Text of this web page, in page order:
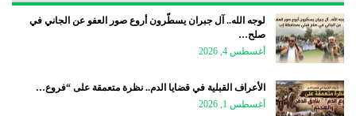
لوجه الله.. آل جبران يسطّرون أروع صور العفو عن الجاني في
صلح…
أغسطس 4, 2026
الأعراف القبلية في قضايا الدم.. نظرة متعمقة على “فروع…
أغسطس 1, 2026